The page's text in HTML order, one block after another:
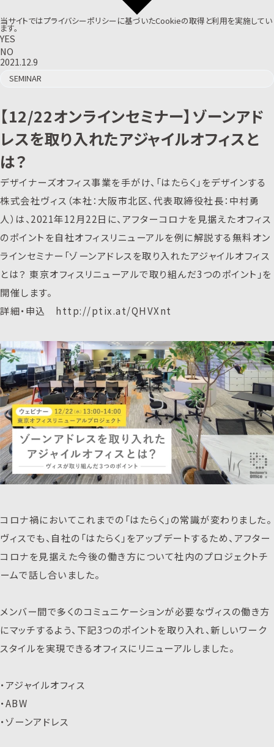
当サイトではプライバシーポリシーに基づいたCookieの取得と利用を実施してい
ます。
YES
NO
2021.12.9
SEMINAR
【12/22オンラインセミナー】ゾーンアド
レスを取り入れたアジャイルオフィスと
は？
デザイナーズオフィス事業を手がけ、「はたらく」をデザインする
株式会社ヴィス（本社：大阪市北区、代表取締役社長：中村勇
人）は、2021年12月22日に、アフターコロナを見据えたオフィス
のポイントを自社オフィスリニューアルを例に解説する無料オン
ラインセミナー「ゾーンアドレスを取り入れたアジャイルオフィス
とは？ 東京オフィスリニューアルで取り組んだ3つのポイント」を
開催します。
詳細・申込 http://ptix.at/QHVXnt
コロナ禍においてこれまでの「はたらく」の常識が変わりました。
ヴィスでも、自社の「はたらく」をアップデートするため、アフター
コロナを見据えた今後の働き方について社内のプロジェクトチ
ームで話し合いました。
メンバー間で多くのコミュニケーションが必要なヴィスの働き方
にマッチするよう、下記3つのポイントを取り入れ、新しいワーク
スタイルを実現できるオフィスにリニューアルしました。
・アジャイルオフィス
・ABW
・ゾーンアドレス